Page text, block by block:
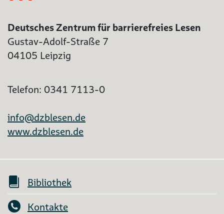
Deutsches Zentrum für barrierefreies Lesen
Gustav-Adolf-Straße 7
04105 Leipzig
Telefon: 0341 7113-0
info@dzblesen.de
www.dzblesen.de
Bibliothek
Kontakte